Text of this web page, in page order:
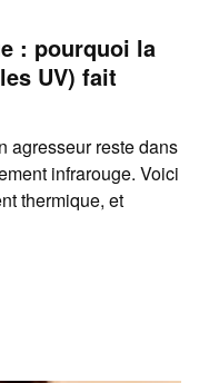
: pourquoi la
UV) fait
agresseur reste dans
infrarouge. Voici
thermique, et